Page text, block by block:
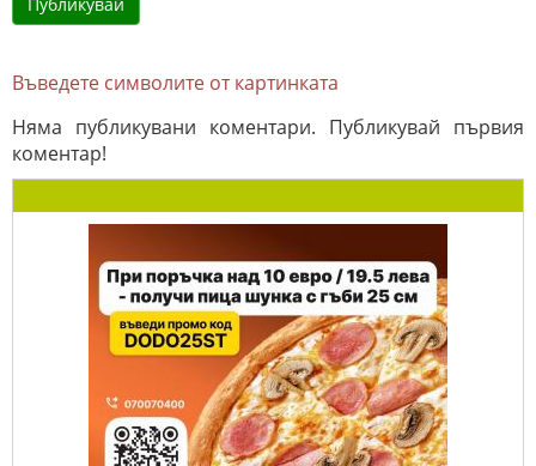
Въведете символите от картинката
Няма публикувани коментари. Публикувай първия
коментар!